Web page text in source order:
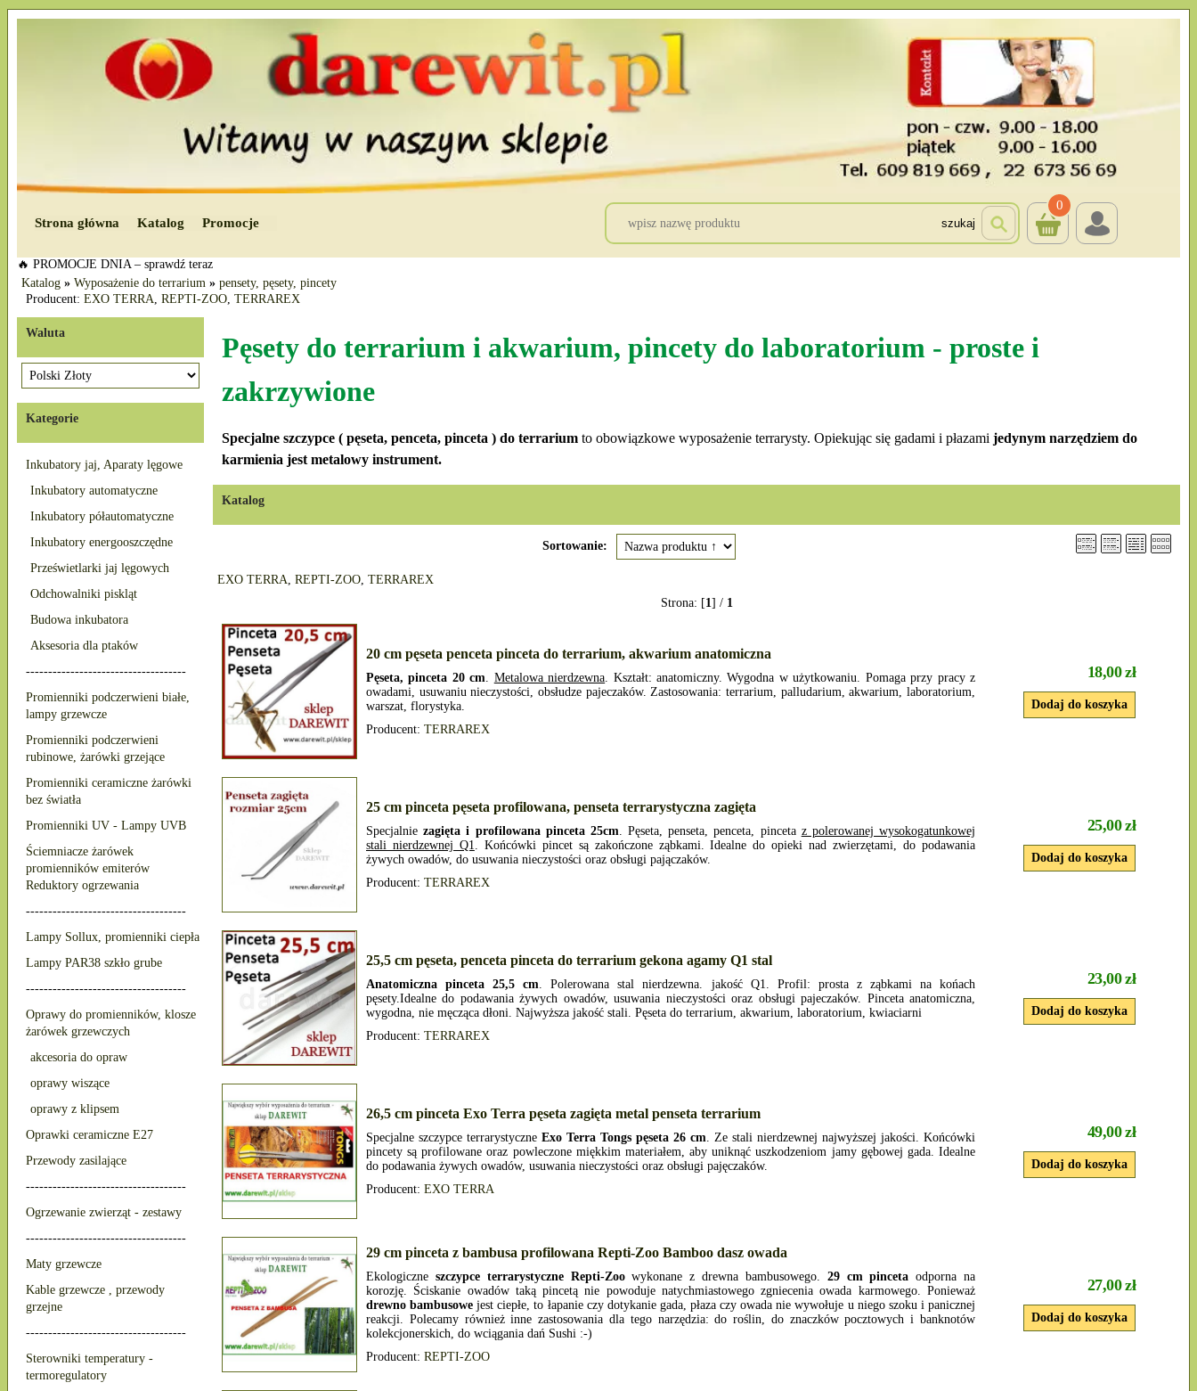
Strona główna Katalog Promocje szukaj
0
🔥 PROMOCJE DNIA – sprawdź teraz
Katalog » Wyposażenie do terrarium » pensety, pęsety, pincety
Producent: EXO TERRA, REPTI-ZOO, TERRAREX
Waluta
Kategorie
Inkubatory jaj, Aparaty lęgowe
Inkubatory automatyczne
Inkubatory półautomatyczne
Inkubatory energooszczędne
Prześwietlarki jaj lęgowych
Odchowalniki piskląt
Budowa inkubatora
Aksesoria dla ptaków
------------------------------------
Promienniki podczerwieni białe,
lampy grzewcze
Promienniki podczerwieni
rubinowe, żarówki grzejące
Promienniki ceramiczne żarówki
bez światła
Promienniki UV - Lampy UVB
Ściemniacze żarówek
promienników emiterów
Reduktory ogrzewania
------------------------------------
Lampy Sollux, promienniki ciepła
Lampy PAR38 szkło grube
------------------------------------
Oprawy do promienników, klosze
żarówek grzewczych
akcesoria do opraw
oprawy wiszące
oprawy z klipsem
Oprawki ceramiczne E27
Przewody zasilające
------------------------------------
Ogrzewanie zwierząt - zestawy
------------------------------------
Maty grzewcze
Kable grzewcze , przewody
grzejne
------------------------------------
Sterowniki temperatury -
termoregulatory
Pęsety do terrarium i akwarium, pincety do laboratorium - proste i
zakrzywione
Specjalne szczypce ( pęseta, penceta, pinceta ) do terrarium to obowiązkowe wyposażenie terrarysty. Opiekując się gadami i płazami jedynym narzędziem do
karmienia jest metalowy instrument.
Katalog
Sortowanie:
EXO TERRA, REPTI-ZOO, TERRAREX
Strona: [1] / 1
20 cm pęseta penceta pinceta do terrarium, akwarium anatomiczna
Pęseta, pinceta 20 cm. Metalowa nierdzewna. Kształt: anatomiczny. Wygodna w użytkowaniu. Pomaga przy pracy z
owadami, usuwaniu nieczystości, obsłudze pajeczaków. Zastosowania: terrarium, palludarium, akwarium, laboratorium,
warszat, florystyka.
Producent: TERRAREX
18,00 zł
25 cm pinceta pęseta profilowana, penseta terrarystyczna zagięta
Specjalniezagięta i profilowana pinceta 25cm. Pęseta, penseta, penceta, pinceta z polerowanej wysokogatunkowej
stali nierdzewnej Q1. Końcówki pincet są zakończone ząbkami. Idealne do opieki nad zwierzętami, do podawania
żywych owadów, do usuwania nieczystości oraz obsługi pajączaków.
Producent: TERRAREX
25,00 zł
25,5 cm pęseta, penceta pinceta do terrarium gekona agamy Q1 stal
Anatomiczna pinceta 25,5 cm. Polerowana stal nierdzewna. jakość Q1. Profil: prosta z ząbkami na końach
pęsety.Idealne do podawania żywych owadów, usuwania nieczystości oraz obsługi pajeczaków. Pinceta anatomiczna,
wygodna, nie męcząca dłoni. Najwyższa jakość stali. Pęseta do terrarium, akwarium, laboratorium, kwiaciarni
Producent: TERRAREX
23,00 zł
26,5 cm pinceta Exo Terra pęseta zagięta metal penseta terrarium
Specjalne szczypce terrarystyczne Exo Terra Tongs pęseta 26 cm. Ze stali nierdzewnej najwyższej jakości. Końcówki
pincety są profilowane oraz powleczone miękkim materiałem, aby uniknąć uszkodzeniom jamy gębowej gada. Idealne
do podawania żywych owadów, usuwania nieczystości oraz obsługi pajęczaków.
Producent: EXO TERRA
49,00 zł
29 cm pinceta z bambusa profilowana Repti-Zoo Bamboo dasz owada
Ekologiczne szczypce terrarystyczne Repti-Zoowykonane z drewna bambusowego. 29 cm pinceta odporna na
korozję. Ściskanie owadów taką pincetą nie powoduje natychmiastowego zgniecenia owada karmowego. Ponieważ
drewno bambusowe jest ciepłe, to łapanie czy dotykanie gada, płaza czy owada nie wywołuje u niego szoku i panicznej
reakcji. Polecamy również inne zastosowania dla tego narzędzia: do roślin, do znaczków pocztowych i banknotów
kolekcjonerskich, do wciągania dań Sushi :-)
Producent: REPTI-ZOO
27,00 zł